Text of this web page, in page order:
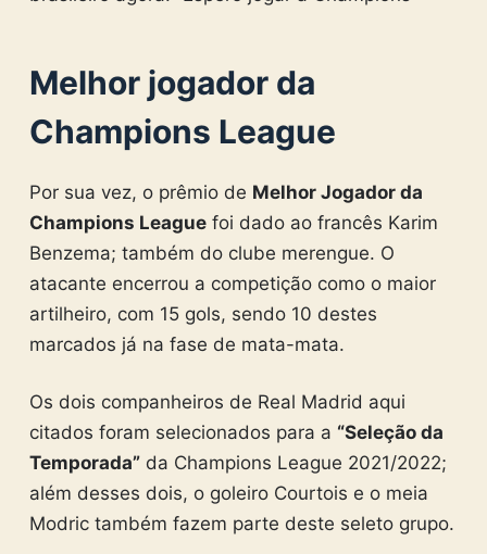
Melhor jogador da
Champions League
Por sua vez, o prêmio de Melhor Jogador da
Champions Leaguefoi dado ao francês Karim
Benzema; também do clube merengue. O
atacante encerrou a competição como o maior
artilheiro, com 15 gols, sendo 10 destes
marcados já na fase de mata-mata.
Os dois companheiros de Real Madrid aqui
citados foram selecionados para a “Seleção da
Temporada”da Champions League 2021/2022;
além desses dois, o goleiro Courtois e o meia
Modric também fazem parte deste seleto grupo.